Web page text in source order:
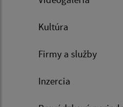
Kultúra
Firmy a služby
Inzercia